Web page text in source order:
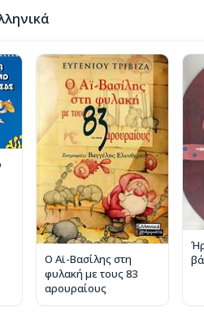
Ο Αϊ-Βασίλης στη
φυλακή με τους 83
αρουραίους